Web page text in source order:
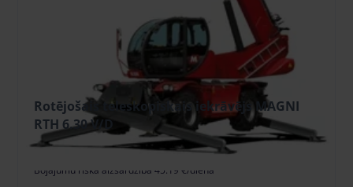
Rotējošais teleskopiskais iekrāvējs MAGNI
RTH 6.30 V/D
451.91 €/gab. + PVN(94.90 €)
Bojājumu riska aizsardzība 45.19 €/dienā